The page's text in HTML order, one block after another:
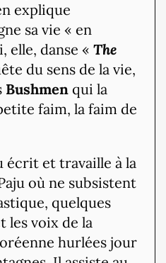
explique
sa vie « en
elle, danse « The
du sens de la vie,
Bushmen qui la
faim, la faim de
écrit et travaille à la
où ne subsistent
quelques
les voix de la
hurlées jour